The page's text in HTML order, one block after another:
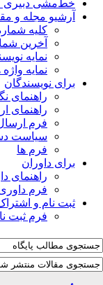
خط‌مشی دبیری
آرشیو مجله و
کلیه
آخرین
نمایه
نمایه
برای نویسندگان
راهنمای
راهنمای
فرم
سیاست
فرم ها
برای داوران
راهنمای
فرم
ثبت نام و
فرم ثبت